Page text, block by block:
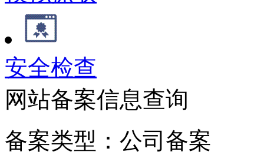
安全检查
网站备案信息查询
备案类型：公司备案